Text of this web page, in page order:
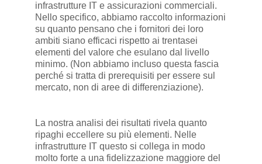
infrastrutture IT e assicurazioni commerciali.
Nello specifico, abbiamo raccolto informazioni
su quanto pensano che i fornitori dei loro
ambiti siano efficaci rispetto ai trentasei
elementi del valore che esulano dal livello
minimo. (Non abbiamo incluso questa fascia
perché si tratta di prerequisiti per essere sul
mercato, non di aree di differenziazione).
La nostra analisi dei risultati rivela quanto
ripaghi eccellere su più elementi. Nelle
infrastrutture IT questo si collega in modo
molto forte a una fidelizzazione maggiore del